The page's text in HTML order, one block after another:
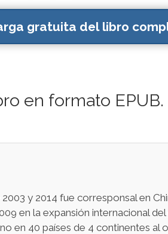
gratuita del libro
en formato EPUB.
y 2014 fue corresponsal en
en la expansión internacional
en 40 países de 4 continentes al